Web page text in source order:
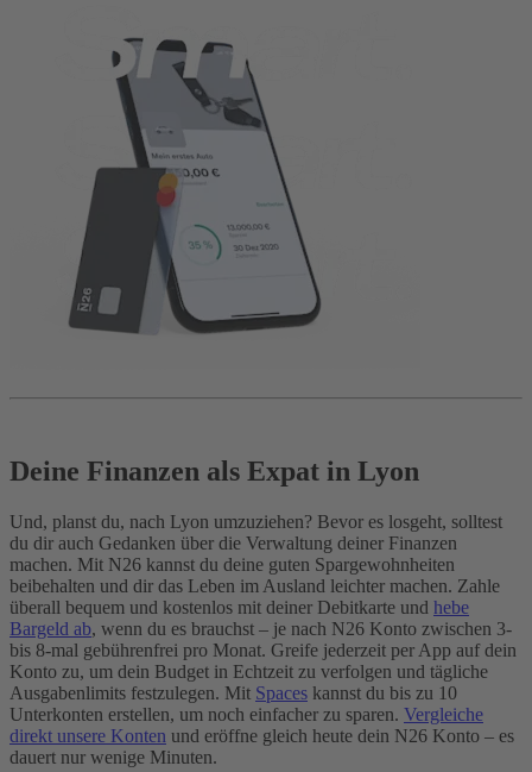
Deine Finanzen als Expat in Lyon
Und, planst du, nach Lyon umzuziehen? Bevor es losgeht, solltest
du dir auch Gedanken über die Verwaltung deiner Finanzen
machen. Mit N26 kannst du deine guten Spargewohnheiten
beibehalten und dir das Leben im Ausland leichter machen. Zahle
überall bequem und kostenlos mit deiner Debitkarte und hebe
Bargeld ab, wenn du es brauchst – je nach N26 Konto zwischen 3-
bis 8-mal gebührenfrei pro Monat. Greife jederzeit per App auf dein
Konto zu, um dein Budget in Echtzeit zu verfolgen und tägliche
Ausgabenlimits festzulegen. Mit Spaces kannst du bis zu 10
Unterkonten erstellen, um noch einfacher zu sparen. Vergleiche
direkt unsere Konten und eröffne gleich heute dein N26 Konto – es
dauert nur wenige Minuten.